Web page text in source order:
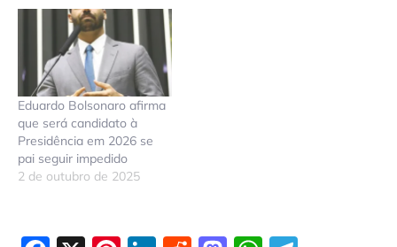
Eduardo Bolsonaro afirma
que será candidato à
Presidência em 2026 se
pai seguir impedido
2 de outubro de 2025